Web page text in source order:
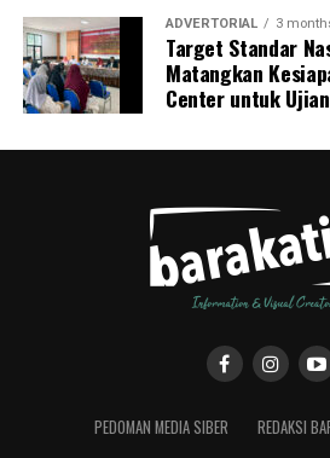
ADVERTORIAL 3
Target Standar
Matangkan
Center untuk
PEDOMAN MEDIA SIBER REDAKSI